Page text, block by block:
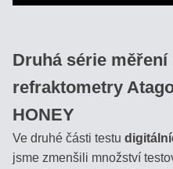
Druhá série
refraktometry
HONEY
Ve druhé části testu
jsme zmenšili množství